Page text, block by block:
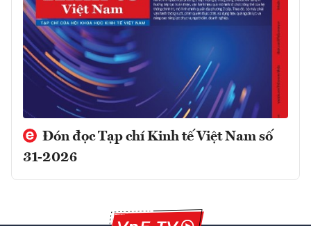
Đón đọc Tạp chí Kinh tế Việt Nam số
31-2026